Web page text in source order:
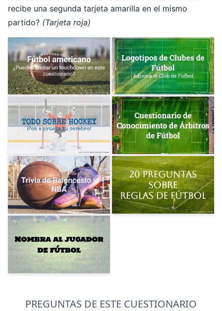
recibe una segunda tarjeta amarilla en el mismo
partido? (Tarjeta roja)
PREGUNTAS DE ESTE CUESTIONARIO